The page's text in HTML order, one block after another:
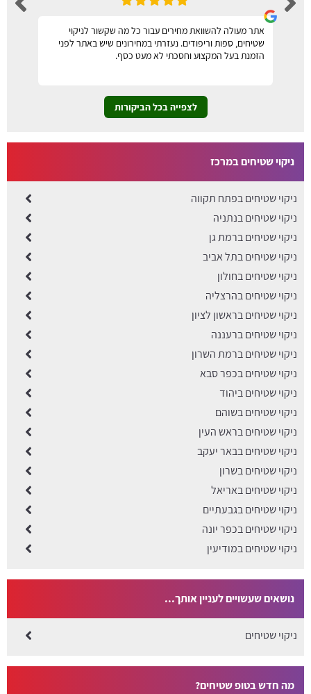
אתר מעולה להשוואת מחירים עבור כל מה שקשור לניקוי
שטיחים, ספות וריפודים. נעזרתי במחירונים שיש באתר לפני
הזמנת בעל המקצוע וחסכתי לא מעט כסף.
לצפייה בכל הביקורות
ניקוי שטיחים במרכז
ניקוי שטיחים בפתח תקווה
ניקוי שטיחים בנתניה
ניקוי שטיחים ברמת גן
ניקוי שטיחים בתל אביב
ניקוי שטיחים בחולון
ניקוי שטיחים בהרצליה
ניקוי שטיחים בראשון לציון
ניקוי שטיחים ברעננה
ניקוי שטיחים ברמת השרון
ניקוי שטיחים בכפר סבא
ניקוי שטיחים ביהוד
ניקוי שטיחים בשוהם
ניקוי שטיחים בראש העין
ניקוי שטיחים בבאר יעקב
ניקוי שטיחים בשרון
ניקוי שטיחים באריאל
ניקוי שטיחים בגבעתיים
ניקוי שטיחים בכפר יונה
ניקוי שטיחים במודיעין
נושאים שעשויים לעניין אותך...
ניקוי שטיחים
מה חדש בטופ שטיחים?